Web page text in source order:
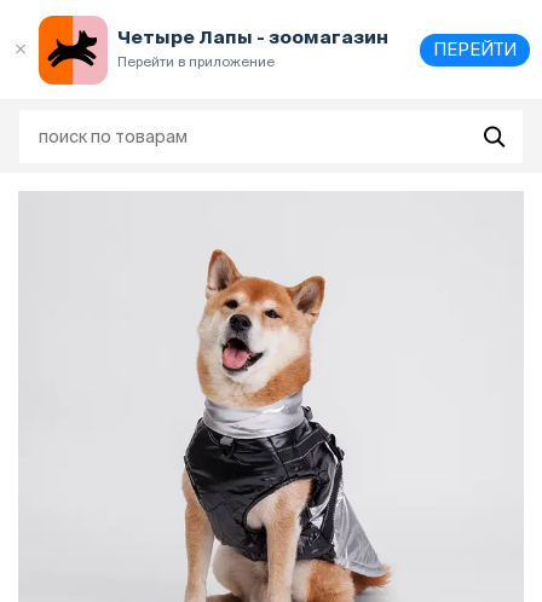
Четыре Лапы - зоомагазин
Перейти в приложение
ПЕРЕЙТИ